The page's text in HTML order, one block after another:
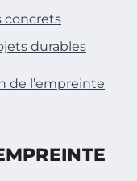
concrets
durables
de l’empreinte